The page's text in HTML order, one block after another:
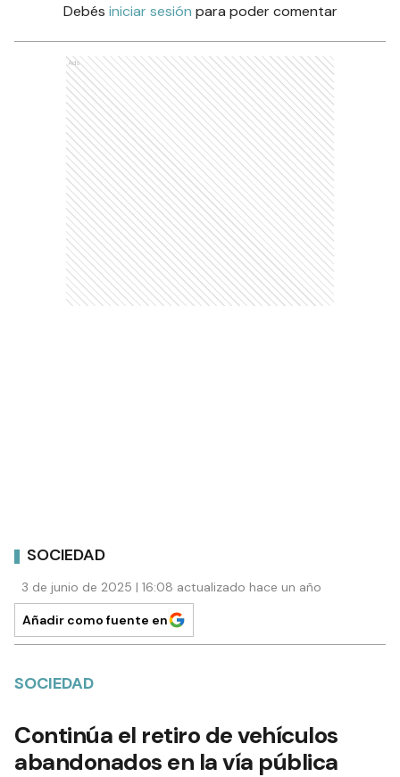
Debés iniciar sesión para poder comentar
Ads
SOCIEDAD
3 de junio de 2025 | 16:08 actualizado hace un año
Añadir como fuente en
SOCIEDAD
Continúa el retiro de vehículos
abandonados en la vía pública